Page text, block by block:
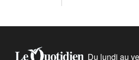
Du lundi au